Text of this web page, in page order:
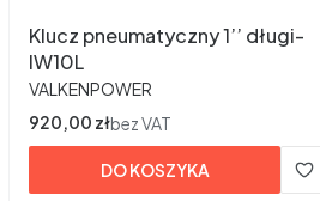
Klucz pneumatyczny 1’’ długi-
IW10L
PRODUCENT
VALKENPOWER
Cena
920,00 złbez VAT
DO KOSZYKA